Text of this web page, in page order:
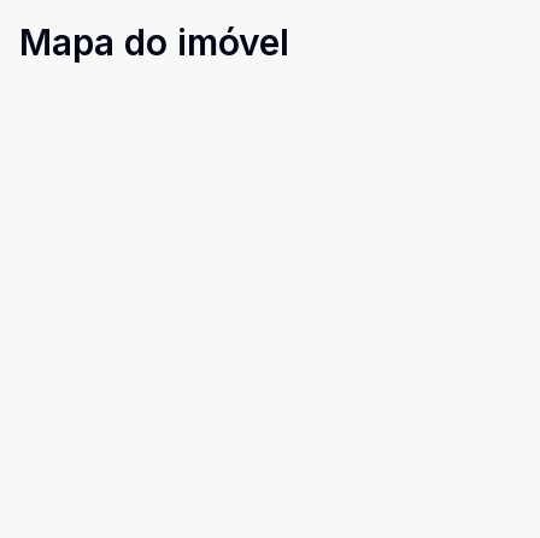
Mapa do imóvel